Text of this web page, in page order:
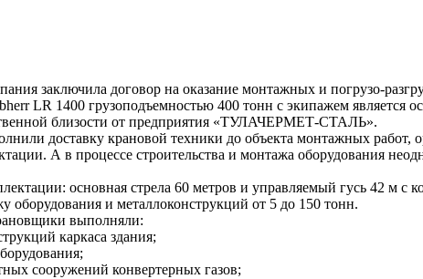
заключила договор на оказание монтажных и погрузо-
LR 1400 грузоподъемностью 400 тонн с экипажем
близости от предприятия «ТУЛАЧЕРМЕТ-СТАЛЬ».
доставку крановой техники до объекта монтажных работ,
А в процессе строительства и монтажа оборудования
основная стрела 60 метров и управляемый гусь 42 м с
оборудования и металлоконструкций от 5 до 150 тонн.
выполняли:
каркаса здания;
сооружений конвертерных газов;